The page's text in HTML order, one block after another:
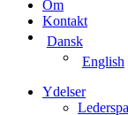
Om
Kontakt
Dansk
English
Ydelser